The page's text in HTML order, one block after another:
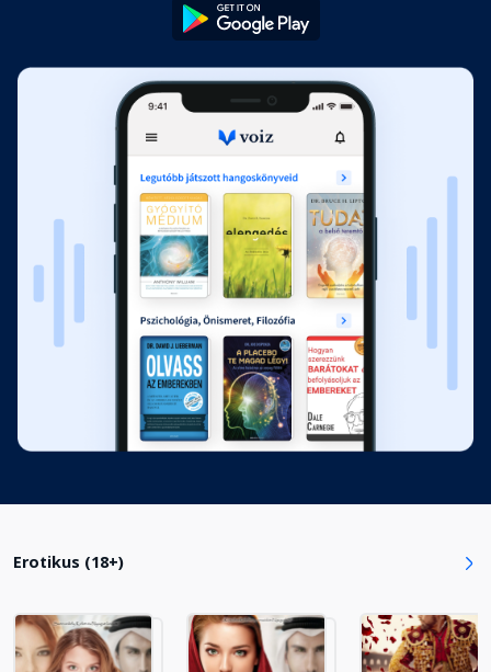
8. fejezet II. rész
Fejezet hossza: 01:04:20
8. fejezet III. rész
Fejezet hossza: 00:21:05
8. fejezet IV. rész
Fejezet hossza: 00:39:49
9. fejezet
Fejezet hossza: 00:55:29
10. fejezet
Fejezet hossza: 00:51:19
Erotikus (18+)